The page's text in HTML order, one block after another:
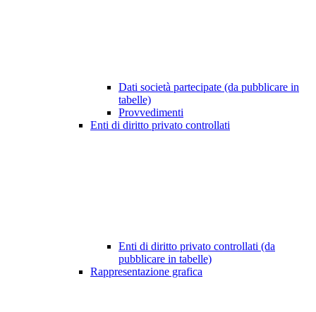
Dati società partecipate (da pubblicare in
tabelle)
Provvedimenti
Enti di diritto privato controllati
Enti di diritto privato controllati (da
pubblicare in tabelle)
Rappresentazione grafica